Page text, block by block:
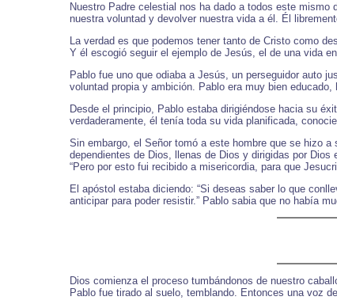
Nuestro Padre celestial nos ha dado a todos este
nuestra voluntad y devolver nuestra vida a él. Él
La verdad es que podemos tener tanto de Cristo como
Y él escogió seguir el ejemplo de Jesús, el de una vida
Pablo fue uno que odiaba a Jesús, un perseguidor auto
voluntad propia y ambición. Pablo era muy bien
Desde el principio, Pablo estaba dirigiéndose hacia su
verdaderamente, él tenía toda su vida planificada,
Sin embargo, el Señor tomó a este hombre que se hizo
dependientes de Dios, llenas de Dios y dirigidas por
“Pero por esto fui recibido a misericordia, para que
El apóstol estaba diciendo: “Si deseas saber lo que
anticipar para poder resistir.” Pablo sabia que no había
Dios comienza el proceso tumbándonos de nuestro
Pablo fue tirado al suelo, temblando. Entonces una voz